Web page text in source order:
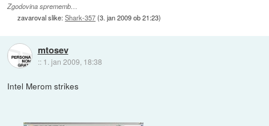
Zgodovina sprememb…
zavaroval slike:Shark-357(3. jan 2009 ob 21:23)
mtosev
:: 1. jan 2009, 18:38
Intel Merom strikes